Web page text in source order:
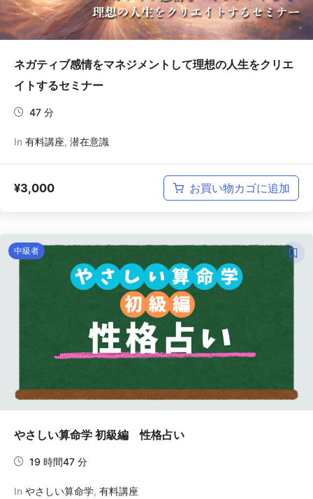
ネガティブ感情をマネジメントして理想の人生をクリエ
イトするセミナー
47 分
In 有料講座, 潜在意識
¥3,000 お買い物カゴに追加
中級者
やさしい算命学 初級編 性格占い
19 時間47 分
In やさしい算命学, 有料講座
元
の
価
は
¥288,000
で
し
た。
現
在
の
格
は
¥240,000
で
す。